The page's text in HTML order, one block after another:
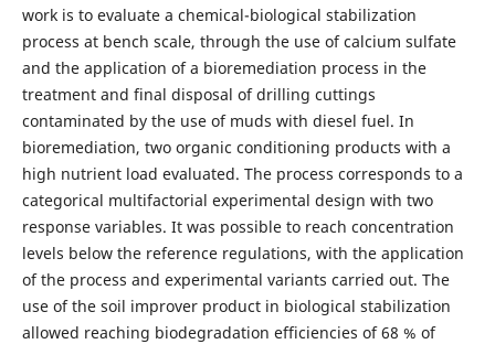
work is to evaluate a chemical-biological stabilization
process at bench scale, through the use of calcium sulfate
and the application of a bioremediation process in the
treatment and final disposal of drilling cuttings
contaminated by the use of muds with diesel fuel. In
bioremediation, two organic conditioning products with a
high nutrient load evaluated. The process corresponds to a
categorical multifactorial experimental design with two
response variables. It was possible to reach concentration
levels below the reference regulations, with the application
of the process and experimental variants carried out. The
use of the soil improver product in biological stabilization
allowed reaching biodegradation efficiencies of 68 % of